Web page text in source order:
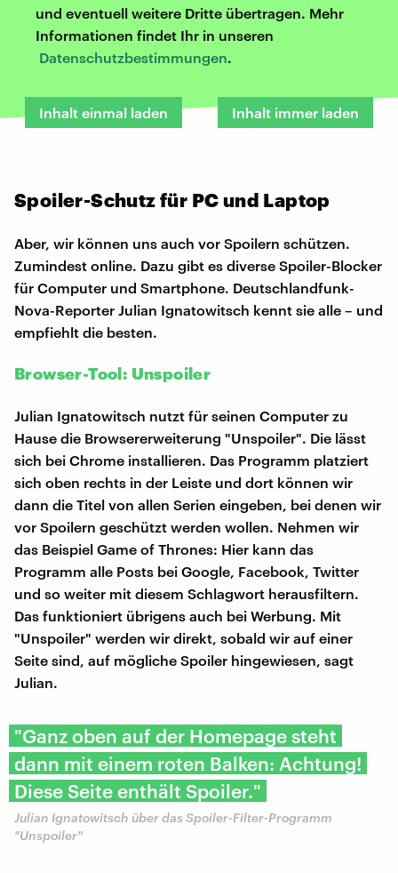
und eventuell weitere Dritte übertragen. Mehr
Informationen findet Ihr in unseren
Datenschutzbestimmungen.
Inhalt einmal laden Inhalt immer laden
Spoiler-Schutz für PC und Laptop
Aber, wir können uns auch vor Spoilern schützen.
Zumindest online. Dazu gibt es diverse Spoiler-Blocker
für Computer und Smartphone. Deutschlandfunk-
Nova-Reporter Julian Ignatowitsch kennt sie alle – und
empfiehlt die besten.
Browser-Tool: Unspoiler
Julian Ignatowitsch nutzt für seinen Computer zu
Hause die Browsererweiterung "Unspoiler". Die lässt
sich bei Chrome installieren. Das Programm platziert
sich oben rechts in der Leiste und dort können wir
dann die Titel von allen Serien eingeben, bei denen wir
vor Spoilern geschützt werden wollen. Nehmen wir
das Beispiel Game of Thrones: Hier kann das
Programm alle Posts bei Google, Facebook, Twitter
und so weiter mit diesem Schlagwort herausfiltern.
Das funktioniert übrigens auch bei Werbung. Mit
"Unspoiler" werden wir direkt, sobald wir auf einer
Seite sind, auf mögliche Spoiler hingewiesen, sagt
Julian.
"Ganz oben auf der Homepage steht
dann mit einem roten Balken: Achtung!
Diese Seite enthält Spoiler."
Julian Ignatowitsch über das Spoiler-Filter-Programm
"Unspoiler"